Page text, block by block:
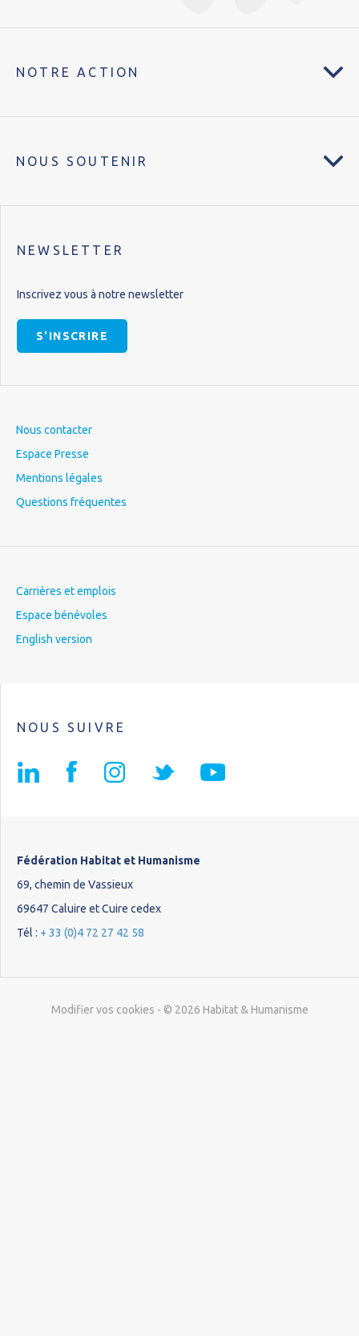
NOTRE ACTION
NOUS SOUTENIR
NEWSLETTER
Inscrivez vous à notre newsletter
S'INSCRIRE
Nous contacter
Espace Presse
Mentions légales
Questions fréquentes
Carrières et emplois
Espace bénévoles
English version
NOUS SUIVRE
Fédération Habitat et Humanisme
69, chemin de Vassieux
69647 Caluire et Cuire cedex
Tél : + 33 (0)4 72 27 42 58
Modifier vos cookies - © 2026 Habitat & Humanisme